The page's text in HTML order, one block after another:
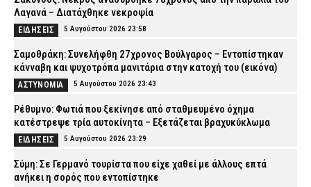
Λαγανά – Διατάχθηκε νεκροψία
ΕΙΔΗΣΕΙΣ 5 Αυγούστου 2026 23:58
Σαμοθράκη: Συνελήφθη 27χρονος Βούλγαρος – Εντοπίστηκαν
κάνναβη και ψυχοτρόπα μανιτάρια στην κατοχή του (εικόνα)
ΑΣΤΥΝΟΜΙΑ 5 Αυγούστου 2026 23:43
Ρέθυμνο: Φωτιά που ξεκίνησε από σταθμευμένο όχημα
κατέστρεψε τρία αυτοκίνητα – Εξετάζεται βραχυκύκλωμα
ΕΙΔΗΣΕΙΣ 5 Αυγούστου 2026 23:29
Σύμη: Σε Γερμανό τουρίστα που είχε χαθεί με άλλους επτά
ανήκει η σορός που εντοπίστηκε